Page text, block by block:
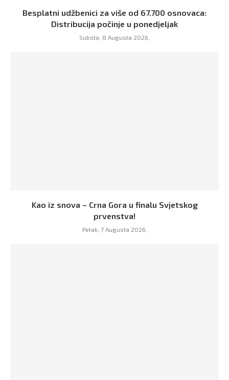
Besplatni udžbenici za više od 67.700 osnovaca:
Distribucija počinje u ponedjeljak
Subota, 8 Augusta 2026,
Kao iz snova – Crna Gora u finalu Svjetskog
prvenstva!
Petak, 7 Augusta 2026,